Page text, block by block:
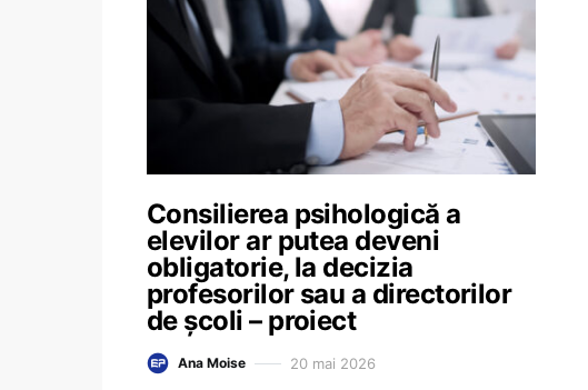
Consilierea psihologică a
elevilor ar putea deveni
obligatorie, la decizia
profesorilor sau a directorilor
de școli – proiect
Ana Moise 20 mai 2026